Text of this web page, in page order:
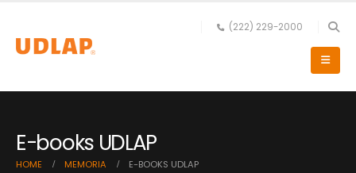
(222) 229-2000
E-books UDLAP
HOME MEMORIA E-BOOKS UDLAP